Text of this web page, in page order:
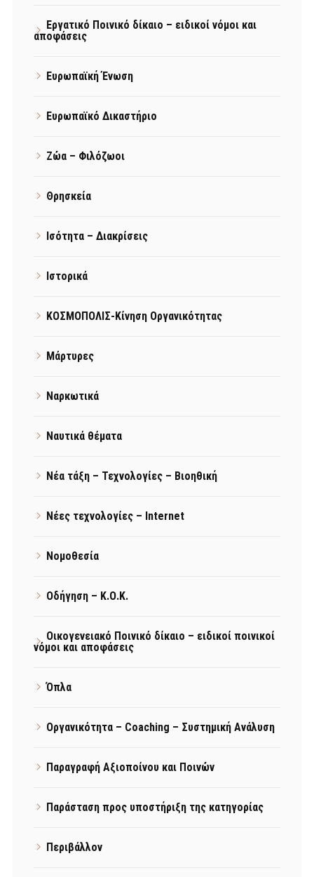
Εργατικό Ποινικό δίκαιο – ειδικοί νόμοι και
αποφάσεις
Ευρωπαϊκή Ένωση
Ευρωπαϊκό Δικαστήριο
Ζώα – Φιλόζωοι
Θρησκεία
Ισότητα – Διακρίσεις
Ιστορικά
ΚΟΣΜΟΠΟΛΙΣ-Κίνηση Οργανικότητας
Μάρτυρες
Ναρκωτικά
Ναυτικά θέματα
Νέα τάξη – Τεχνολογίες – Βιοηθική
Νέες τεχνολογίες – Internet
Νομοθεσία
Οδήγηση – Κ.Ο.Κ.
Οικογενειακό Ποινικό δίκαιο – ειδικοί ποινικοί
νόμοι και αποφάσεις
Όπλα
Οργανικότητα – Coaching – Συστημική Ανάλυση
Παραγραφή Αξιοποίνου και Ποινών
Παράσταση προς υποστήριξη της κατηγορίας
Περιβάλλον